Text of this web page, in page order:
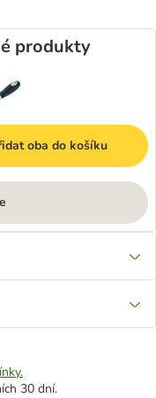
produkty
oba do košíku
30 dní.